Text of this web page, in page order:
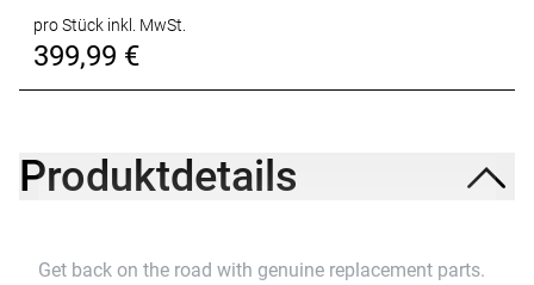
pro Stück inkl. MwSt.
399,99 €
Produktdetails
Get back on the road with genuine replacement parts.